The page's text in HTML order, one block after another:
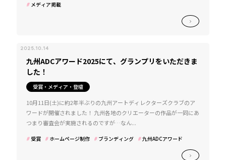
メディア掲載
2025.10.14
九州ADCアワード2025にて、グランプリをいただきま
した！
受賞・メディア・登壇
10月11日(土)に約2年半ぶりの九州アートディレクターズクラブのア
ワードが開催されました！ 九州各地のクリエーターの作品が一同にあ
つまり審査会が実施されるのですが…なん...
受賞 ホームページ制作 ブランディング 九州ADCアワード